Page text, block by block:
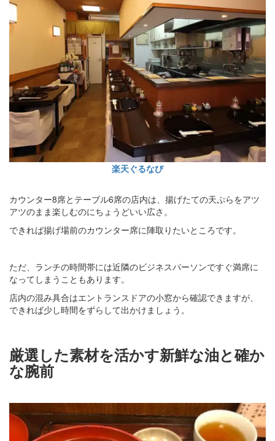
楽天ぐるなび
カウンター8席とテーブル6席の店内は、揚げたての天ぷらをアツ
アツのまま楽しむのにちょうどいい広さ。
できれば揚げ場前のカウンター席に陣取りたいところです。
ただ、ランチの時間帯には近隣のビジネスパーソンですぐ満席に
なってしまうこともあります。
店内の混み具合はエントランスドアの小窓から確認できますが、
できれば少し時間をずらして出かけましょう。
厳選した素材を活かす新鮮な油と確か
な腕前